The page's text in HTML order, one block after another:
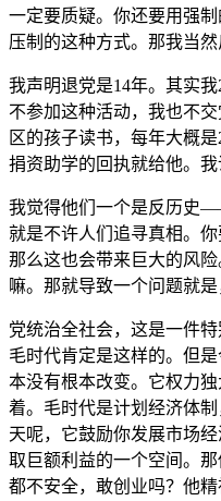
一定要质疑。你还要用强
压制的这种方式。那我当然
我声明退党是14年。其实
不参加这种活动，我也不
区的孩子读书，每年大概
捐资助学的回执就给他。我
我觉得他们一个是反历史
就是不许人们追寻真相。
那么这也会带来巨大的风
嘛。那就导致一个问题就
党统治全社会，这是一件
毛时代肯定是这样的。但
本没有根本改变。它权力
着。毛时代是计划经济体
天呢，它鼓励你发展市场
取巨额利益的一个空间。
都不安全，敢创业吗？他